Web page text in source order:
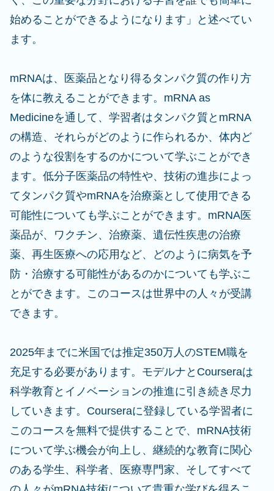
始めることができるようになります」と述べてい
ます。
mRNAは、医薬品となり得るタンパク質の作り方
を体に教えることができます。mRNA as
Medicineを通して、学習者はタンパク質とmRNA
の構造、それらがどのように作られるか、体内ど
のような役割をするのかについて学ぶことができ
ます。低分子医薬品の特性や、技術の進歩によっ
てタンパク質やmRNAを治療薬として使用できる
可能性についても学ぶことができます。mRNA医
薬品が、ワクチン、治療薬、遺伝性疾患の治療
薬、再生医療への応用など、どのように病気を予
防・治療する可能性があるのかについても学ぶこ
とができます。このコースは世界中の人々が受講
できます。
2025年までに米国では推定350万人のSTEM職を
充足する必要があります。モデルナとCourseraは
科学教育とイノベーションの推進に引き続き尽力
していきます。Courseraに登録している学習者に
このコースを無料で提供することで、mRNA技術
について学ぶ機会が向上し、継続的な教育に関心
のある学生、科学者、医療専門家、そしてすべて